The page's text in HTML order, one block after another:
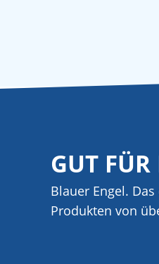
GUT
Blauer Engel.
Produkten von